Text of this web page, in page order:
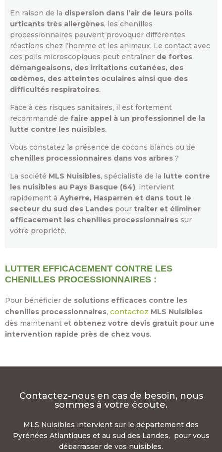
En raison de la dispersion dans l’air de leurs poils
urticants très allergènes, les chenilles
processionnaires peuvent provoquer différentes
réactions chez l’homme et les animaux. Le contact avec
ces poils microscopiques peut entraîner de fortes
démangeaisons, des irritations cutanées, des
œdèmes, des atteintes oculaires ainsi que des
difficultés respiratoires.
Face à ces risques sanitaires, il est fortement
recommandé de faire appel à un professionnel de la
lutte contre les nuisibles.
Vous constatez la présence de cocons blancs ou de
chenilles processionnaires dans vos arbres ?
La société MLS Nuisibles, spécialiste de la lutte contre
les nuisibles au Pays Basque (64), intervient
rapidement à Ayherre, Hasparren et dans tout le
secteur du sud des Landes pour traiter et éliminer
efficacement les chenilles processionnaires sur
votre propriété.
LUTTER EFFICACEMENT CONTRE LES
CHENILLES PROCESSIONNAIRES :
Pour bénéficier de solutions efficaces contre les
chenilles processionnaires, contactez MLS Nuisibles
dès maintenant et obtenez votre devis gratuit pour une
intervention rapide près de chez vous.
Contactez-nous en cas de besoin, nous
sommes à votre écoute.
MLS Nuisibles intervient sur le département des
Pyrénées Atlantiques et au sud des Landes, pour vous
débarrasser de vos nuisibles.